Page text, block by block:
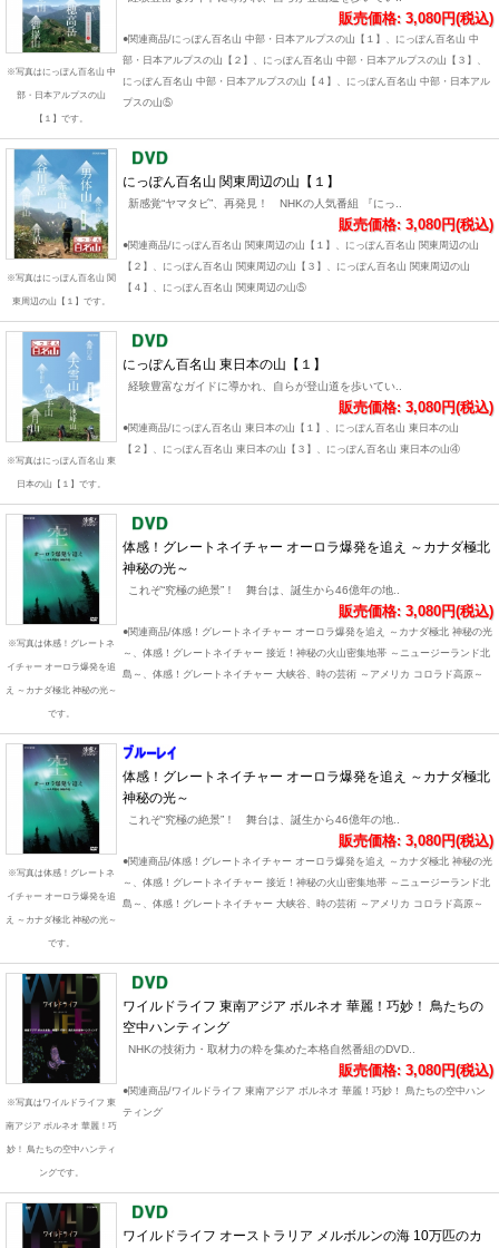
※写真はにっぽん百名山 中
部・日本アルプスの山
【１】です。
販売価格: 3,080円(税込)
●関連商品/にっぽん百名山 中部・日本アルプスの山【１】、にっぽん百名山 中
部・日本アルプスの山【２】、にっぽん百名山 中部・日本アルプスの山【３】、
にっぽん百名山 中部・日本アルプスの山【４】、にっぽん百名山 中部・日本アル
プスの山⑤
※写真はにっぽん百名山 関
東周辺の山【１】です。
にっぽん百名山 関東周辺の山【１】
新感覚“ヤマタビ”、再発見！ NHKの人気番組 『にっ..
販売価格: 3,080円(税込)
●関連商品/にっぽん百名山 関東周辺の山【１】、にっぽん百名山 関東周辺の山
【２】、にっぽん百名山 関東周辺の山【３】、にっぽん百名山 関東周辺の山
【４】、にっぽん百名山 関東周辺の山⑤
※写真はにっぽん百名山 東
日本の山【１】です。
にっぽん百名山 東日本の山【１】
経験豊富なガイドに導かれ、自らが登山道を歩いてい..
販売価格: 3,080円(税込)
●関連商品/にっぽん百名山 東日本の山【１】、にっぽん百名山 東日本の山
【２】、にっぽん百名山 東日本の山【３】、にっぽん百名山 東日本の山④
※写真は体感！グレートネ
イチャー オーロラ爆発を追
え ～カナダ極北 神秘の光～
です。
体感！グレートネイチャー オーロラ爆発を追え ～カナダ極北
神秘の光～
これぞ“究極の絶景”！ 舞台は、誕生から46億年の地..
販売価格: 3,080円(税込)
●関連商品/体感！グレートネイチャー オーロラ爆発を追え ～カナダ極北 神秘の光
～、体感！グレートネイチャー 接近！神秘の火山密集地帯 ～ニュージーランド北
島～、体感！グレートネイチャー 大峡谷、時の芸術 ～アメリカ コロラド高原～
※写真は体感！グレートネ
イチャー オーロラ爆発を追
え ～カナダ極北 神秘の光～
です。
体感！グレートネイチャー オーロラ爆発を追え ～カナダ極北
神秘の光～
これぞ“究極の絶景”！ 舞台は、誕生から46億年の地..
販売価格: 3,080円(税込)
●関連商品/体感！グレートネイチャー オーロラ爆発を追え ～カナダ極北 神秘の光
～、体感！グレートネイチャー 接近！神秘の火山密集地帯 ～ニュージーランド北
島～、体感！グレートネイチャー 大峡谷、時の芸術 ～アメリカ コロラド高原～
※写真はワイルドライフ 東
南アジア ボルネオ 華麗！巧
妙！ 鳥たちの空中ハンティ
ングです。
ワイルドライフ 東南アジア ボルネオ 華麗！巧妙！ 鳥たちの
空中ハンティング
NHKの技術力・取材力の粋を集めた本格自然番組のDVD..
販売価格: 3,080円(税込)
●関連商品/ワイルドライフ 東南アジア ボルネオ 華麗！巧妙！ 鳥たちの空中ハン
ティング
ワイルドライフ オーストラリア メルボルンの海 10万匹のカ